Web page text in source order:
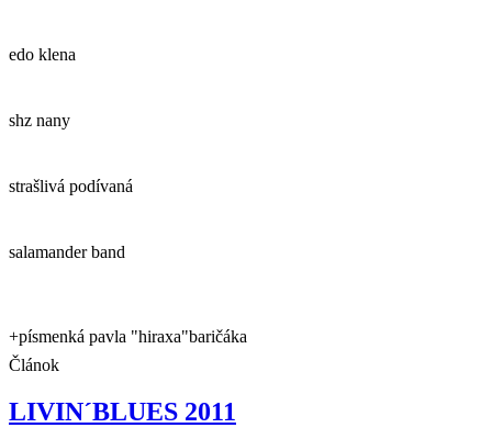
edo klena
shz nany
strašlivá podívaná
salamander band
+písmenká pavla "hiraxa"baričáka
Článok
LIVIN´BLUES 2011